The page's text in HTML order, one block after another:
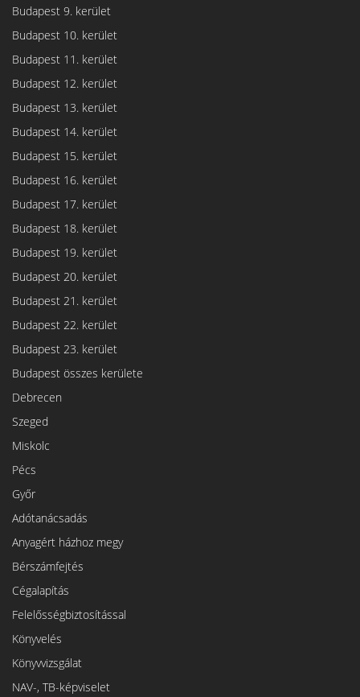
Budapest 9. kerület
Budapest 10. kerület
Budapest 11. kerület
Budapest 12. kerület
Budapest 13. kerület
Budapest 14. kerület
Budapest 15. kerület
Budapest 16. kerület
Budapest 17. kerület
Budapest 18. kerület
Budapest 19. kerület
Budapest 20. kerület
Budapest 21. kerület
Budapest 22. kerület
Budapest 23. kerület
Budapest összes kerülete
Debrecen
Szeged
Miskolc
Pécs
Győr
Adótanácsadás
Anyagért házhoz megy
Bérszámfejtés
Cégalapítás
Felelősségbiztosítással
Könyvelés
Könyvvizsgálat
NAV-, TB-képviselet